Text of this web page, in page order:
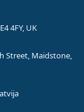
4FY, UK
Street, Maidstone,